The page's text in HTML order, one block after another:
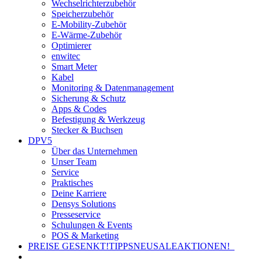
Wechselrichterzubehör
Speicherzubehör
E-Mobility-Zubehör
E-Wärme-Zubehör
Optimierer
enwitec
Smart Meter
Kabel
Monitoring & Datenmanagement
Sicherung & Schutz
Apps & Codes
Befestigung & Werkzeug
Stecker & Buchsen
DPV5
Über das Unternehmen
Unser Team
Service
Praktisches
Deine Karriere
Densys Solutions
Presseservice
Schulungen & Events
POS & Marketing
PREISE GESENKT!TIPPSNEUSALEAKTIONEN!